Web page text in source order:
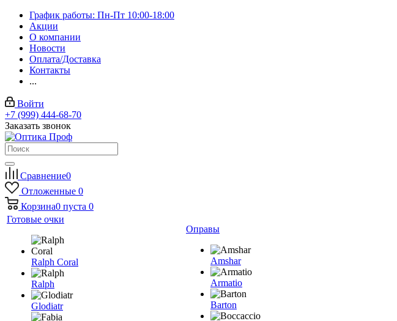
График работы: Пн-Пт 10:00-18:00
Акции
О компании
Новости
Оплата/Доставка
Контакты
...
Войти
+7 (999) 444-68-70
Заказать звонок
Сравнение0
Отложенные 0
Корзина0 пуста 0
Готовые очки
Ralph Coral
Ralph
Glodiatr
Оправы
Amshar
Armatio
Barton